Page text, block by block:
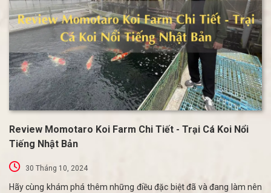
Review Momotaro Koi Farm Chi Tiết - Trại Cá Koi Nổi
Tiếng Nhật Bản
30 Tháng 10, 2024
Hãy cùng khám phá thêm những điều đặc biệt đã và đang làm nên